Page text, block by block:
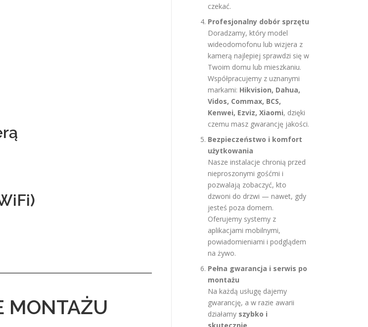
MONTAŻU
czekać.
Profesjonalny dobór sprzętu
Doradzamy, który model
wideodomofonu lub wizjera z
kamerą najlepiej sprawdzi się w
Twoim domu lub mieszkaniu.
Współpracujemy z uznanymi
markami: Hikvision, Dahua,
Vidos, Commax, BCS,
Kenwei, Ezviz, Xiaomi, dzięki
czemu masz gwarancję jakości.
Bezpieczeństwo i komfort
użytkowania
Nasze instalacje chronią przed
nieproszonymi gośćmi i
pozwalają zobaczyć, kto
dzwoni do drzwi — nawet, gdy
jesteś poza domem.
Oferujemy systemy z
aplikacjami mobilnymi,
powiadomieniami i podglądem
na żywo.
Pełna gwarancja i serwis po
montażu
Na każdą usługę dajemy
gwarancję, a w razie awarii
działamy szybko i